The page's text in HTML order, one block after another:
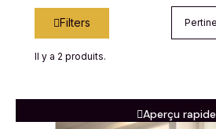
Il y a 2 produits.
Filters
Aperçu rapide